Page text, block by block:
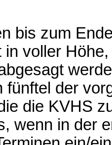
bis zum
voller
fünftel der
die KVHS
wenn in der